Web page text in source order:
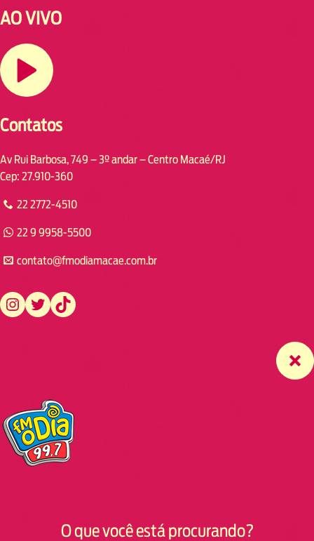
AO VIVO
Contatos
Av Rui Barbosa, 749 – 3º andar – Centro Macaé/RJ
Cep: 27.910-360
22 2772-4510
22 9 9958-5500
contato@fmodiamacae.com.br
https://www.instagram.com/fmodia.macae/ https://twitter.com/fmodia.macae/ https://www.tiktok.com/@fmodia.macae
O que você está procurando?